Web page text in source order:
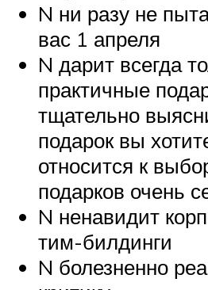
N ни разу не
вас 1 апреля
N дарит всегда
практичные
тщательно
подарок вы
относится к
подарков очень
N ненавидит
тим-билдинги
N болезненно